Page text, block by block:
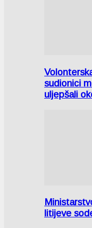
sudionici
uljepšali
litijeve